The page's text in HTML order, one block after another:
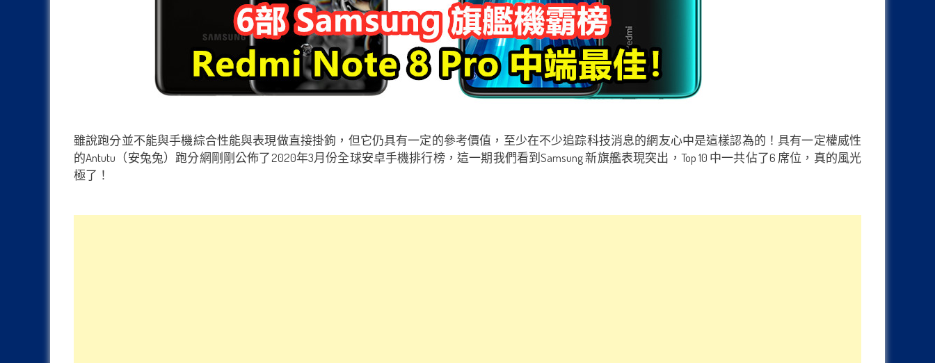
雖說跑分並不能與手機綜合性能與表現做直接掛鉤，但它仍具有一定的參考價值，至少在不少追踪科技消息的網友心中是這樣認為的！具有一定權威性
的Antutu（安兔兔）跑分網剛剛公佈了2020年3月份全球安卓手機排行榜，這一期我們看到Samsung 新旗艦表現突出，Top 10 中一共佔了6 席位，真的風光
極了！